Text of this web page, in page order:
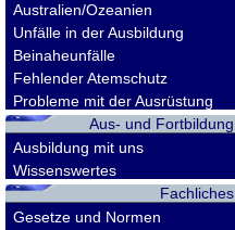
Australien/Ozeanien
Unfälle in der Ausbildung
Beinaheunfälle
Fehlender Atemschutz
Probleme mit der Ausrüstung
Aus- und Fortbildung
Ausbildung mit uns
Wissenswertes
Fachliches
Gesetze und Normen